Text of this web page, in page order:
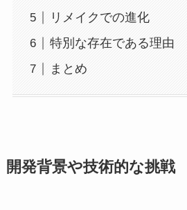
リメイクでの進化
特別な存在である理由
まとめ
開発背景や技術的な挑戦